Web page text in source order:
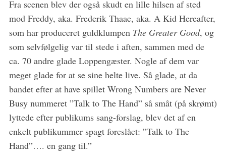
Fra scenen blev der også skudt en lille hilsen af sted
mod Freddy, aka. Frederik Thaae, aka. A Kid Hereafter,
som har produceret guldklumpen The Greater Good, og
som selvfølgelig var til stede i aften, sammen med de
ca. 70 andre glade Loppengæster. Nogle af dem var
meget glade for at se sine helte live. Så glade, at da
bandet efter at have spillet Wrong Numbers are Never
Busy nummeret ”Talk to The Hand” så småt (på skrømt)
lyttede efter publikums sang-forslag, blev det af en
enkelt publikummer spagt foreslået: ”Talk to The
Hand”…. en gang til.”
S
e
a
r
h
f
o
r